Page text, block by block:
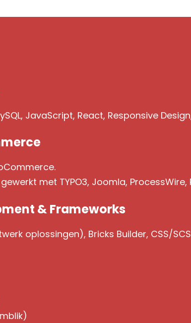
MySQL, JavaScript, React, Responsive
met TYPO3, Joomla,
& Frameworks
oplossingen), Bricks Builder, CSS/